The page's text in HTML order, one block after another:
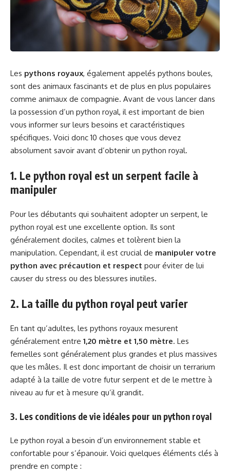
Les pythons royaux, également appelés pythons boules,
sont des animaux fascinants et de plus en plus populaires
comme animaux de compagnie. Avant de vous lancer dans
la possession d’un python royal, il est important de bien
vous informer sur leurs besoins et caractéristiques
spécifiques. Voici donc 10 choses que vous devez
absolument savoir avant d’obtenir un python royal.
1. Le python royal est un serpent facile à
manipuler
Pour les débutants qui souhaitent adopter un serpent, le
python royal est une excellente option. Ils sont
généralement dociles, calmes et tolèrent bien la
manipulation. Cependant, il est crucial de manipuler votre
python avec précaution et respect pour éviter de lui
causer du stress ou des blessures inutiles.
2. La taille du python royal peut varier
En tant qu’adultes, les pythons royaux mesurent
généralement entre 1,20 mètre et 1,50 mètre. Les
femelles sont généralement plus grandes et plus massives
que les mâles. Il est donc important de choisir un terrarium
adapté à la taille de votre futur serpent et de le mettre à
niveau au fur et à mesure qu’il grandit.
3. Les conditions de vie idéales pour un python royal
Le python royal a besoin d’un environnement stable et
confortable pour s’épanouir. Voici quelques éléments clés à
prendre en compte :